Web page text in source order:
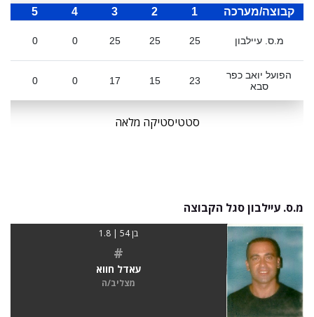
קבוצה/מערכה 1
2
3
4
5
מ.ס. עיילבון 25
25
25
0
0
הפועל יואב כפר
סבא
23
15
17
0
0
סטטיסטיקה מלאה
מ.ס. עיילבון סגל הקבוצה
בן 54 | 1.8
#
עאדל חווא
מצליב/ה